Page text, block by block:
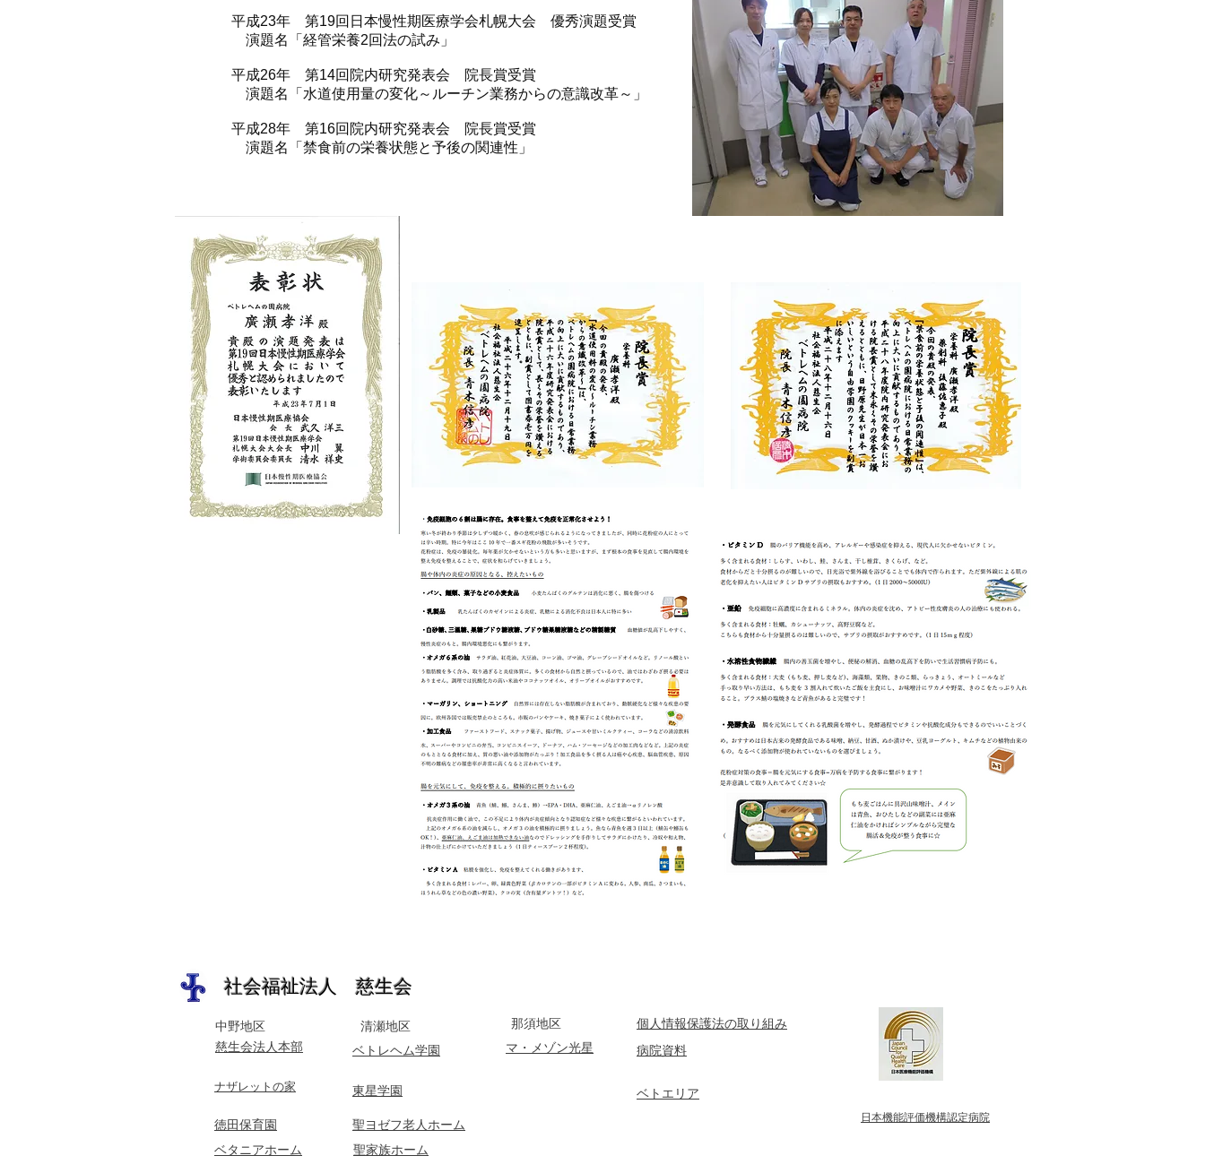
平成23年 第19回日本慢性期医療学会札幌大会 優秀演題受賞
演題名「経管栄養2回法の試み」
平成26年 第14回院内研究発表会 院長賞受賞
演題名「水道使用量の変化～ルーチン業務からの意識改革～」
平成28年 第16回院内研究発表会 院長賞受賞
演題名「禁食前の栄養状態と予後の関連性」
​社会福祉法人 慈生会​
中野地区
​慈生会法人本部
​ナザレットの家
​徳田保育園
ベタニアホーム
清瀬地区
ベトレヘム学園
東星学園
​聖ヨゼフ老人ホーム
那須地区
個人情報保護法の取り組み
マ・メゾン光星
​病院資料
ベトエリア
​日本機能評価機構認定病院
聖家族ホーム